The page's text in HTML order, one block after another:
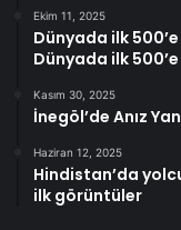
Ekim 11, 2025
Dünyada ilk
Dünyada ilk
Kasım 30, 2025
İnegöl’de Anız
Haziran 12, 2025
Hindistan’da
ilk görüntüler